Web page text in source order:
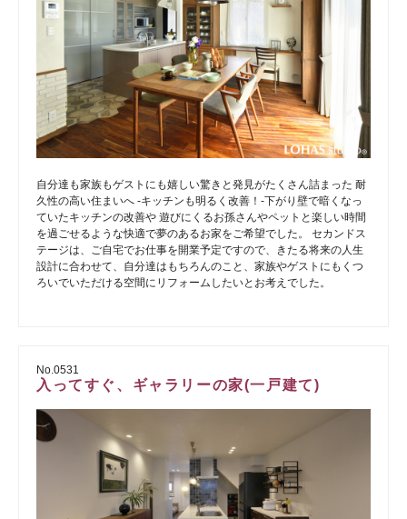
自分達も家族もゲストにも嬉しい驚きと発見がたくさん詰まった 耐
久性の高い住まいへ -キッチンも明るく改善！-下がり壁で暗くなっ
ていたキッチンの改善や 遊びにくるお孫さんやペットと楽しい時間
を過ごせるような快適で夢のあるお家をご希望でした。 セカンドス
テージは、ご自宅でお仕事を開業予定ですので、きたる将来の人生
設計に合わせて、自分達はもちろんのこと、家族やゲストにもくつ
ろいでいただける空間にリフォームしたいとお考えでした。
No.0531
入ってすぐ、ギャラリーの家(一戸建て)